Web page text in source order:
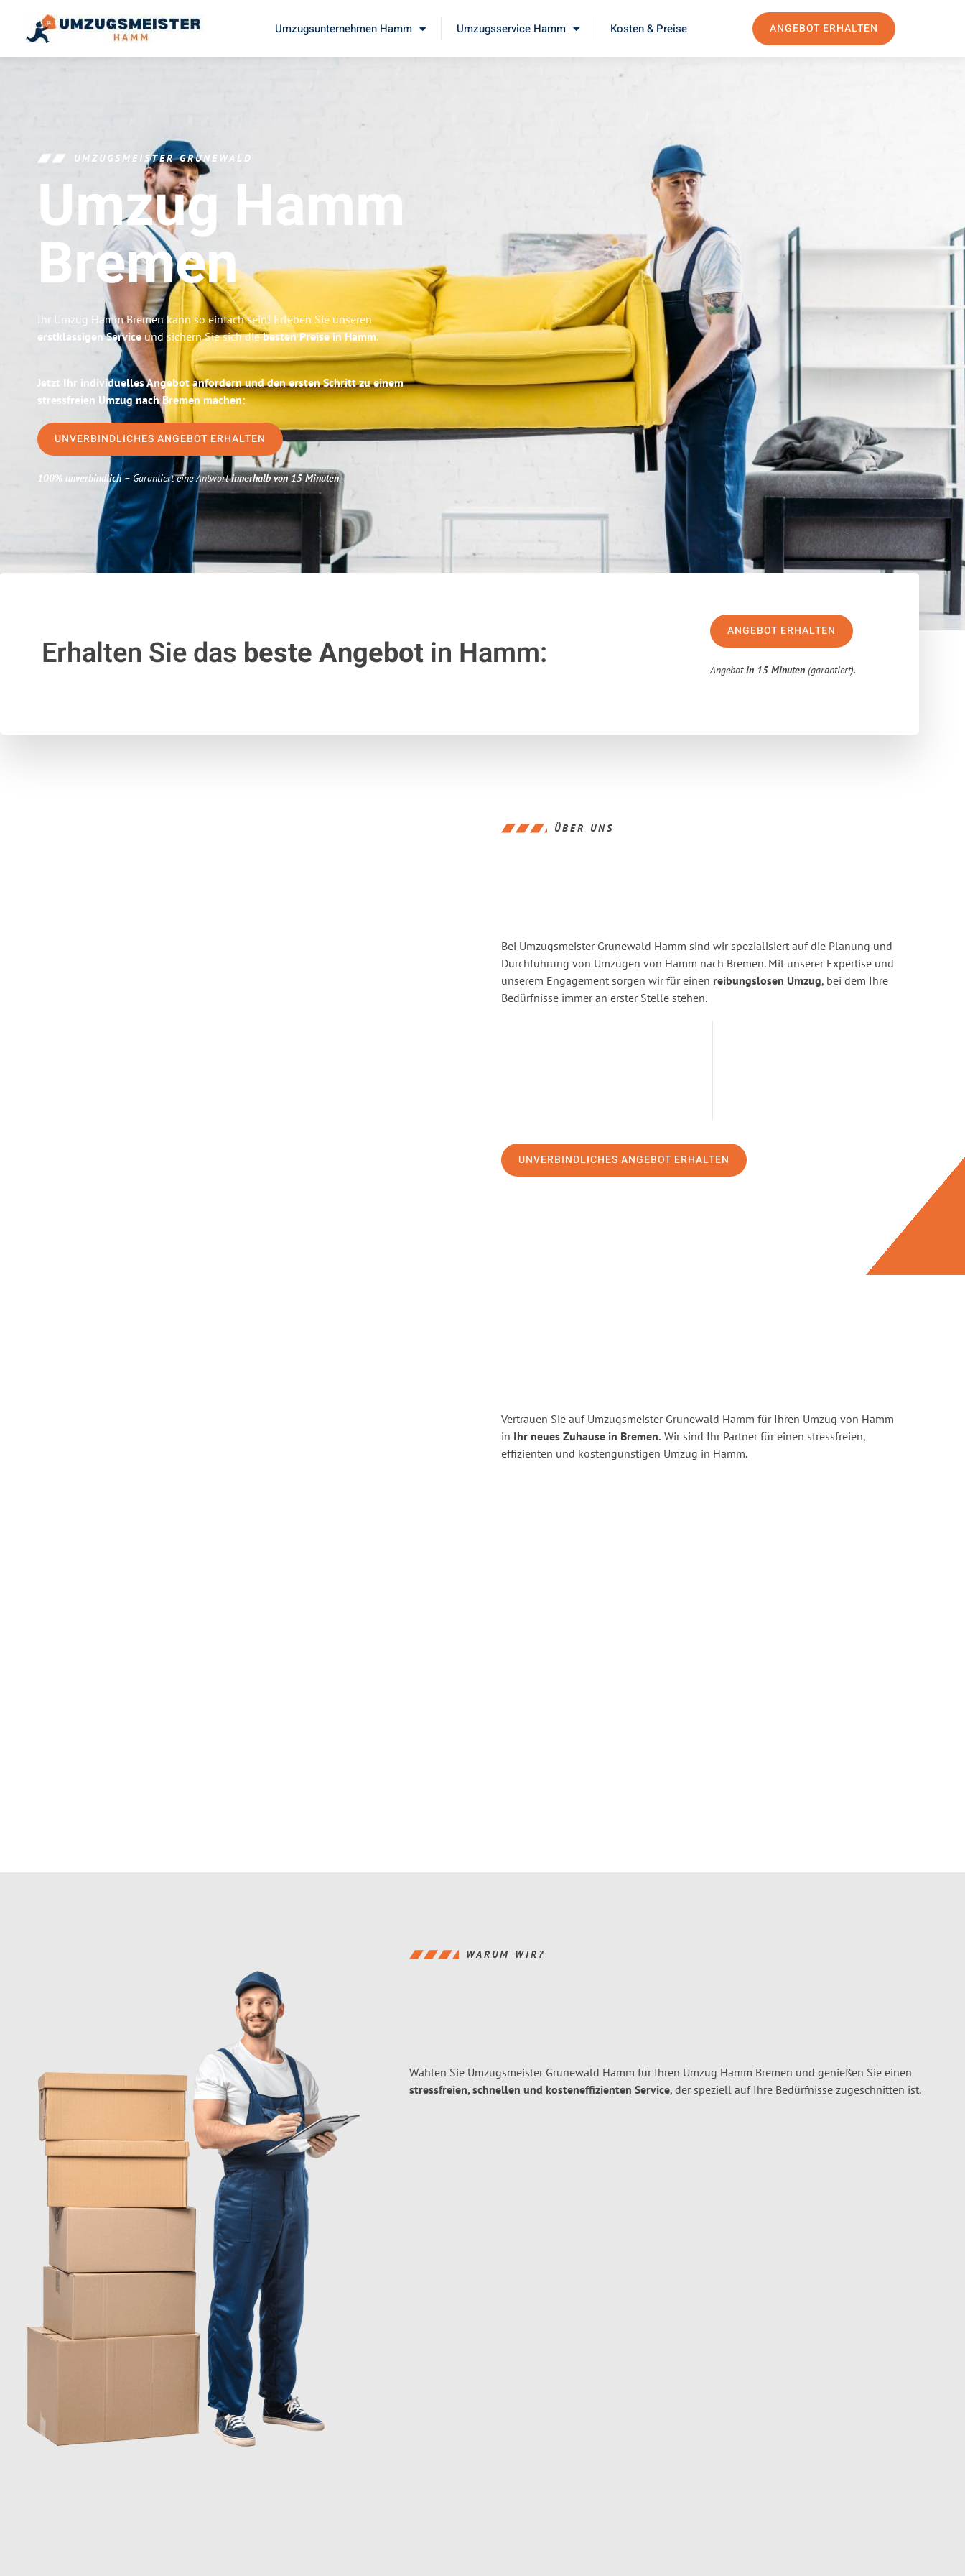
Umzugsunternehmen Hamm Umzugsservice Hamm Kosten & Preise ANGEBOT ERHALTEN
UMZUGSMEISTER GRUNEWALD
Umzug Hamm
Bremen
Ihr Umzug Hamm Bremen kann so einfach sein! Erleben Sie unseren
erstklassigen Service und sichern Sie sich diebesten Preise in Hamm.
Jetzt Ihr individuelles Angebot anfordern und den ersten Schritt zu einem
stressfreien Umzug nach Bremen machen:
UNVERBINDLICHES ANGEBOT ERHALTEN
100% unverbindlich– Garantiert eine Antwortinnerhalb von 15 Minuten.
Erhalten Sie das beste Angebotin Hamm:
ANGEBOT ERHALTEN
Angebotin 15 Minuten (garantiert).
ÜBER UNS
Bei Umzugsmeister Grunewald Hamm sind wir spezialisiert auf die Planung und
Durchführung von Umzügen von Hamm nach Bremen. Mit unserer Expertise und
unserem Engagement sorgen wir für einen reibungslosen Umzug, bei dem Ihre
Bedürfnisse immer an erster Stelle stehen.
UNVERBINDLICHES ANGEBOT ERHALTEN
Vertrauen Sie auf Umzugsmeister Grunewald Hamm für Ihren Umzug von Hamm
in Ihr neues Zuhause in Bremen. Wir sind Ihr Partner für einen stressfreien,
effizienten und kostengünstigen Umzug in Hamm.
WARUM WIR?
Wählen Sie Umzugsmeister Grunewald Hamm für Ihren Umzug Hamm Bremen und genießen Sie einen
stressfreien, schnellen und kosteneffizienten Service, der speziell auf Ihre Bedürfnisse zugeschnitten ist.